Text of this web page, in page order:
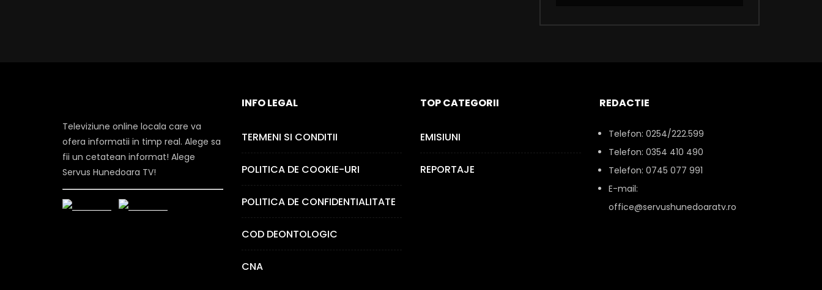
Televiziune online locala care va
ofera informatii in timp real. Alege sa
fii un cetatean informat! Alege
Servus Hunedoara TV!
INFO LEGAL
TERMENI SI CONDITII
POLITICA DE COOKIE-URI
POLITICA DE CONFIDENTIALITATE
COD DEONTOLOGIC
CNA
TOP CATEGORII
EMISIUNI
REPORTAJE
REDACTIE
Telefon: 0254/222.599
Telefon: 0354 410 490
Telefon: 0745 077 991
E-mail:
office@servushunedoaratv.ro